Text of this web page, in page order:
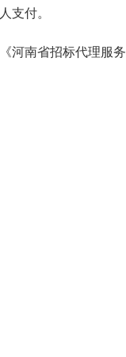
支付。
河南省招标代理服